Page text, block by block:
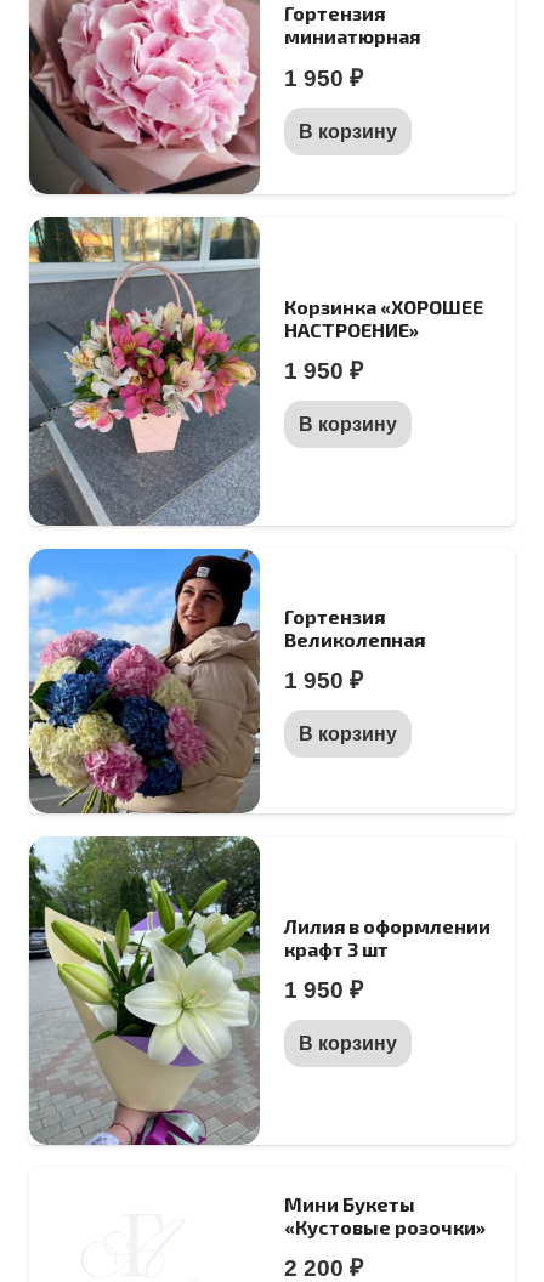
Гортензия
миниатюрная
1 950 ₽
В корзину
Корзинка «ХОРОШЕЕ
НАСТРОЕНИЕ»
1 950 ₽
В корзину
Гортензия
Великолепная
1 950 ₽
В корзину
Лилия в оформлении
крафт 3 шт
1 950 ₽
В корзину
Мини Букеты
«Кустовые розочки»
2 200 ₽